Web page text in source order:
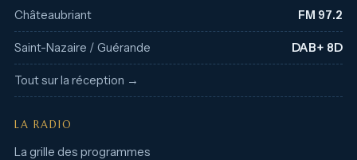
Châteaubriant FM 97.2
Saint-Nazaire / Guérande DAB+ 8D
Tout sur la réception →
LA RADIO
La grille des programmes